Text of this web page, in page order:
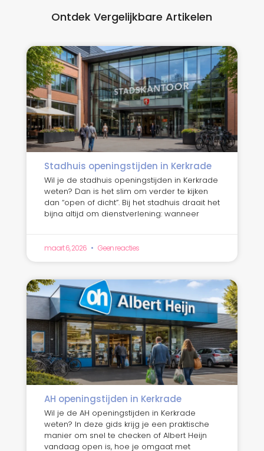
Ontdek Vergelijkbare Artikelen
Stadhuis openingstijden in Kerkrade
Wil je de stadhuis openingstijden in Kerkrade
weten? Dan is het slim om verder te kijken
dan “open of dicht”. Bij het stadhuis draait het
bijna altijd om dienstverlening: wanneer
maart 6, 2026 Geen reacties
AH openingstijden in Kerkrade
Wil je de AH openingstijden in Kerkrade
weten? In deze gids krijg je een praktische
manier om snel te checken of Albert Heijn
vandaag open is, hoe je omgaat met